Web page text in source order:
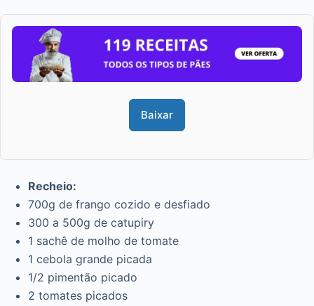
Baixar
Recheio:
700g de frango cozido e desfiado
300 a 500g de catupiry
1 sachê de molho de tomate
1 cebola grande picada
1/2 pimentão picado
2 tomates picados